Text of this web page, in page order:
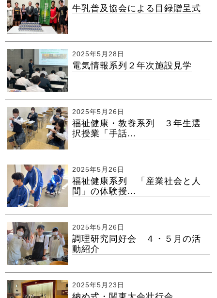
牛乳普及協会による目録贈呈式
2025年5月28日
電気情報系列２年次施設見学
2025年5月26日
福祉健康・教養系列 ３年生選
択授業「手話...
2025年5月26日
福祉健康系列 「産業社会と人
間」の体験授...
2025年5月26日
調理研究同好会 ４・５月の活
動紹介
2025年5月23日